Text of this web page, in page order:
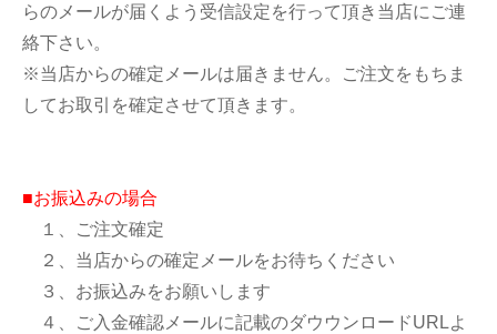
らのメールが届くよう受信設定を行って頂き当店にご連
絡下さい。
※当店からの確定メールは届きません。ご注文をもちま
してお取引を確定させて頂きます。
■お振込みの場合
１、ご注文確定
２、当店からの確定メールをお待ちください
３、お振込みをお願いします
４、ご入金確認メールに記載のダウウンロードURLよ